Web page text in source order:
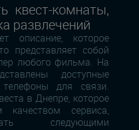
квест-комнаты,
развлечений
описание, которое
представляет собой
любого фильма. На
доступные
для связи.
в Днепре, которое
качеством сервиса,
следующими